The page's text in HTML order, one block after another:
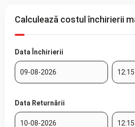
Calculează costul închirierii
Data Închirierii
Data Returnării